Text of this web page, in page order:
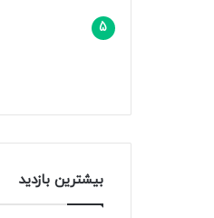
بیشترین بازدید